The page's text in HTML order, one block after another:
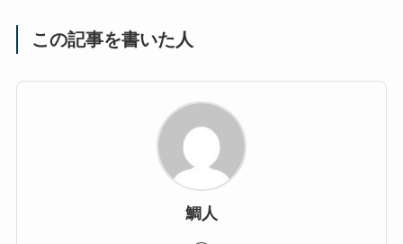
この記事を書いた人
鯛人